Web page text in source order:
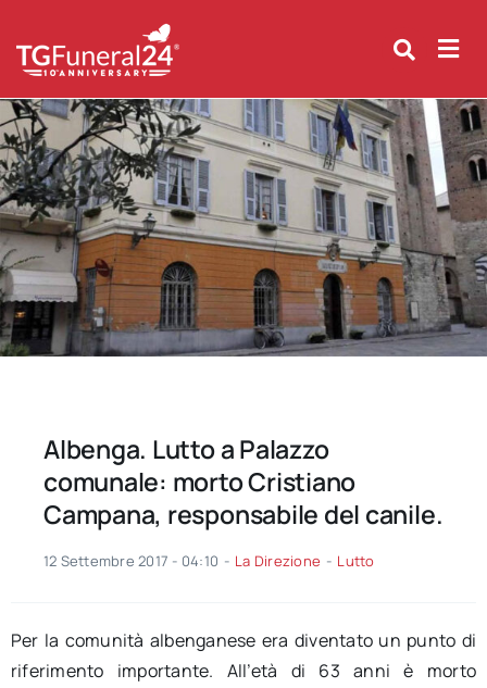
content
Albenga. Lutto a Palazzo
comunale: morto Cristiano
Campana, responsabile del canile.
12 Settembre 2017 - 04:10 - La Direzione - Lutto
Per la comunità albenganese era diventato un punto di
riferimento importante. All’età di 63 anni è morto